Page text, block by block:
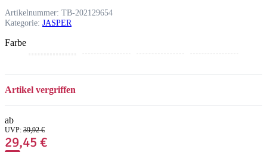
Artikelnummer: TB-202129654
Kategorie: JASPER
Farbe
w
r
Artikel vergriffen
ab
UVP: 39,92 €
29,45 €